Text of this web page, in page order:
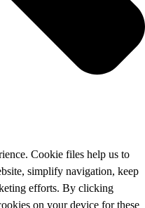
Cookie files help us to
simplify navigation, keep
efforts. By clicking
on your device for these